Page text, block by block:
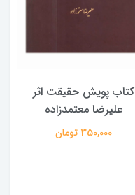
کتاب پویش حقیقت اثر
علیرضا معتمدزاده
350,000 تومان